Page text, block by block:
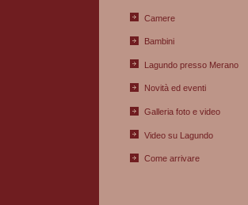
Camere
Bambini
Lagundo presso Merano
Novità ed eventi
Galleria foto e video
Video su Lagundo
Come arrivare